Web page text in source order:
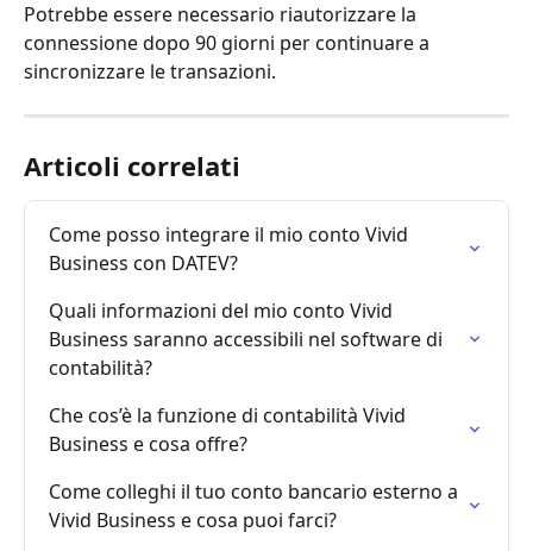
Potrebbe essere necessario riautorizzare la
connessione dopo 90 giorni per continuare a
sincronizzare le transazioni.
Articoli correlati
Come posso integrare il mio conto Vivid
Business con DATEV?
Quali informazioni del mio conto Vivid
Business saranno accessibili nel software di
contabilità?
Che cos’è la funzione di contabilità Vivid
Business e cosa offre?
Come colleghi il tuo conto bancario esterno a
Vivid Business e cosa puoi farci?